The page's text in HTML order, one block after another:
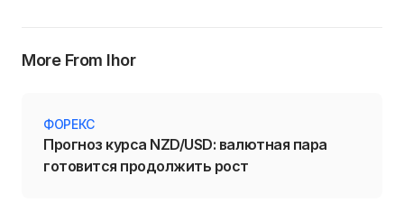
More From Ihor
ФОРЕКС
Прогноз курса NZD/USD: валютная пара
готовится продолжить рост